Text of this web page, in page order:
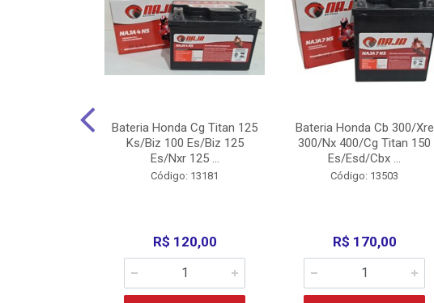
Bateria Honda Cg Titan 125
Ks/Biz 100 Es/Biz 125
Es/Nxr 125 ...
Código: 13181
R$ 120,00
Bateria Honda Cb 300/Xre
300/Nx 400/Cg Titan 150
Es/Esd/Cbx ...
Código: 13503
R$ 170,00